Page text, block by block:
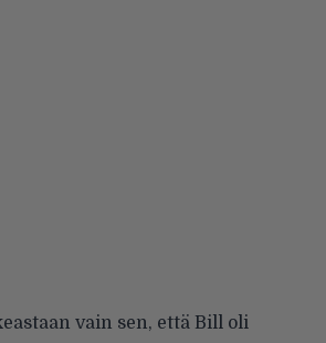
vain sen, että Bill oli